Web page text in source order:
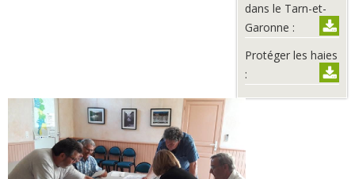
dans le Tarn-et-
Garonne :
Protéger les haies
: